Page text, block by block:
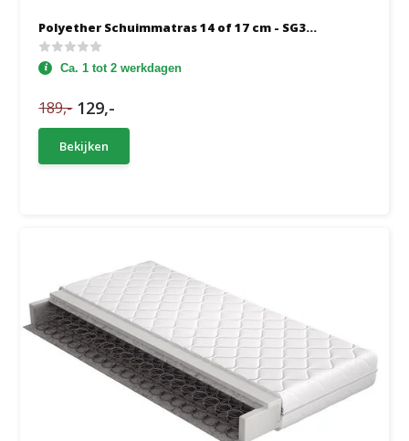
Polyether Schuimmatras 14 of 17 cm - SG3...
Ca. 1 tot 2 werkdagen
189,- 129,-
Bekijken